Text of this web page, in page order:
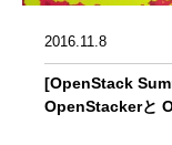
2016.11.8
[OpenStack
OpenStackerと